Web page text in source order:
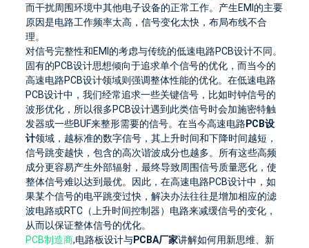
而干扰周围环境中其他电子设备的正常工作。 产生EMI的主要
原因是电路工作频率太高，信号变化太快，布局布线不合
理。
对信号完整性和EMI的考虑与传统的低速电路PCB设计不同。
固有的PCB设计思想倾向于追求单个信号的优化，而当今的
高速电路PCB设计领域则强调整体性能的优化。在低速电路
PCB设计中，我们经常追求一些关键信号，比如时钟信号的
波形优化，所以很多PCB设计遇到此类信号时会加施密特触
发器或一些BUF来整形需要的信号。在当今高速电路 PCB设
计领域，越标准的数字信号，其上升时间和下降时间越短，
信号跳变越快，包含的高次谐波成分也越多。 所有这些高频
成分更容易产生外部辐射，最终导致周围信号质量恶化，使
整体信号难以达到最优。 因此，在高速电路PCB设计中，如
果某个信号的电平跳变过快，解决办法往往是增加相应的滤
波电路或RTC（上升时间控制器）电路来减缓信号的变化，
从而以保证整体信号的优化。
PCB制造商,电路板设计与PCBA厂家讲解如何用新思维、新